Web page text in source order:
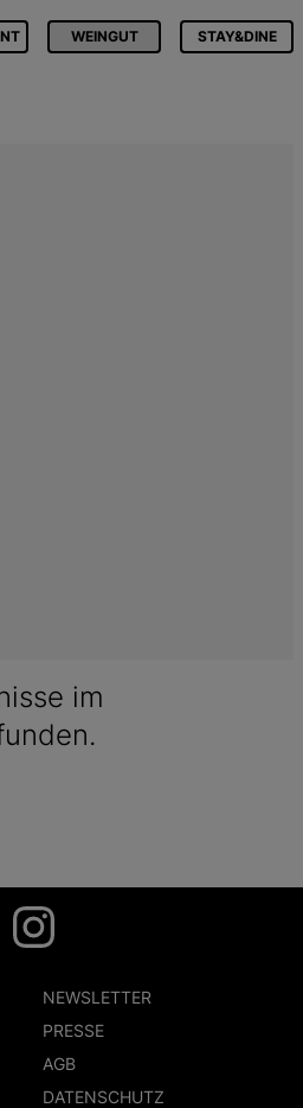
WEINGUT STAY&DINE
im
NEWSLETTER
PRESSE
AGB
DATENSCHUTZ